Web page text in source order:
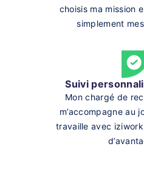
choisis ma mission
simplement
Suivi
Mon chargé de
m’accompagne au
travaille avec